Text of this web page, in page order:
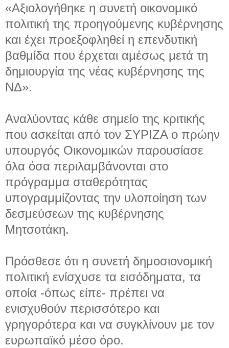
«Αξιολογήθηκε η συνετή οικονομικό
πολιτική της προηγούμενης κυβέρνησης
και έχει προεξοφληθεί η επενδυτική
βαθμίδα που έρχεται αμέσως μετά τη
δημιουργία της νέας κυβέρνησης της
ΝΔ».
Αναλύοντας κάθε σημείο της κριτικής
που ασκείται από τον ΣΥΡΙΖΑ ο πρώην
υπουργός Οικονομικών παρουσίασε
όλα όσα περιλαμβάνονται στο
πρόγραμμα σταθερότητας
υπογραμμίζοντας την υλοποίηση των
δεσμεύσεων της κυβέρνησης
Μητσοτάκη.
Πρόσθεσε ότι η συνετή δημοσιονομική
πολιτική ενίσχυσε τα εισόδηματα, τα
οποία -όπως είπε- πρέπει να
ενισχυθούν περισσότερο και
γρηγορότερα και να συγκλίνουν με τον
ευρωπαϊκό μέσο όρο.